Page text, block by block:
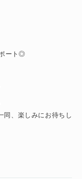
ート◎
同、楽しみにお待ちし